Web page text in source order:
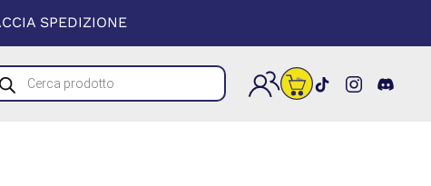
UNA NUOVA FINESTRA)
SPEDIZIONE
(si apre in
(si apre